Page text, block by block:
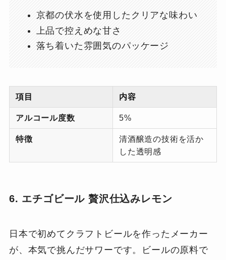
京都の伏水を使用したクリアな味わい
上品で控えめな甘さ
落ち着いた雰囲気のパッケージ
項目 内容
アルコール度数 5%
特徴
清酒醸造の技術を活か
した透明感
6. エチゴビール 贅沢仕込みレモン
日本で初めてクラフトビールを作ったメーカー
が、本気で挑んだサワーです。ビールの原料で